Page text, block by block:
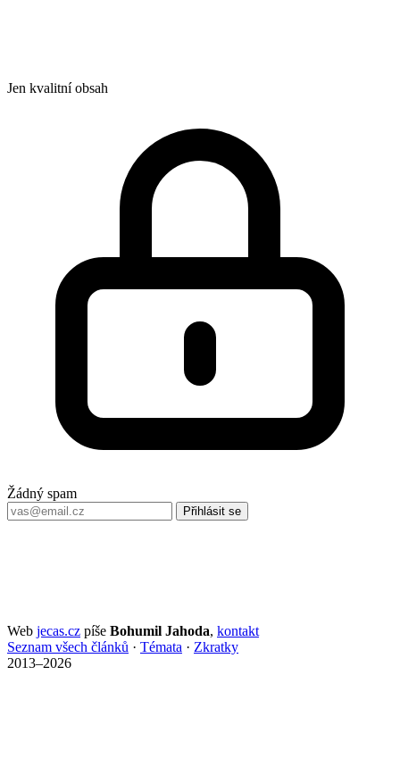
Jen kvalitní obsah
Žádný spam
Přihlásit se
Web jecas.cz píše Bohumil Jahoda, kontakt
Seznam všech článků · Témata · Zkratky
2013–2026